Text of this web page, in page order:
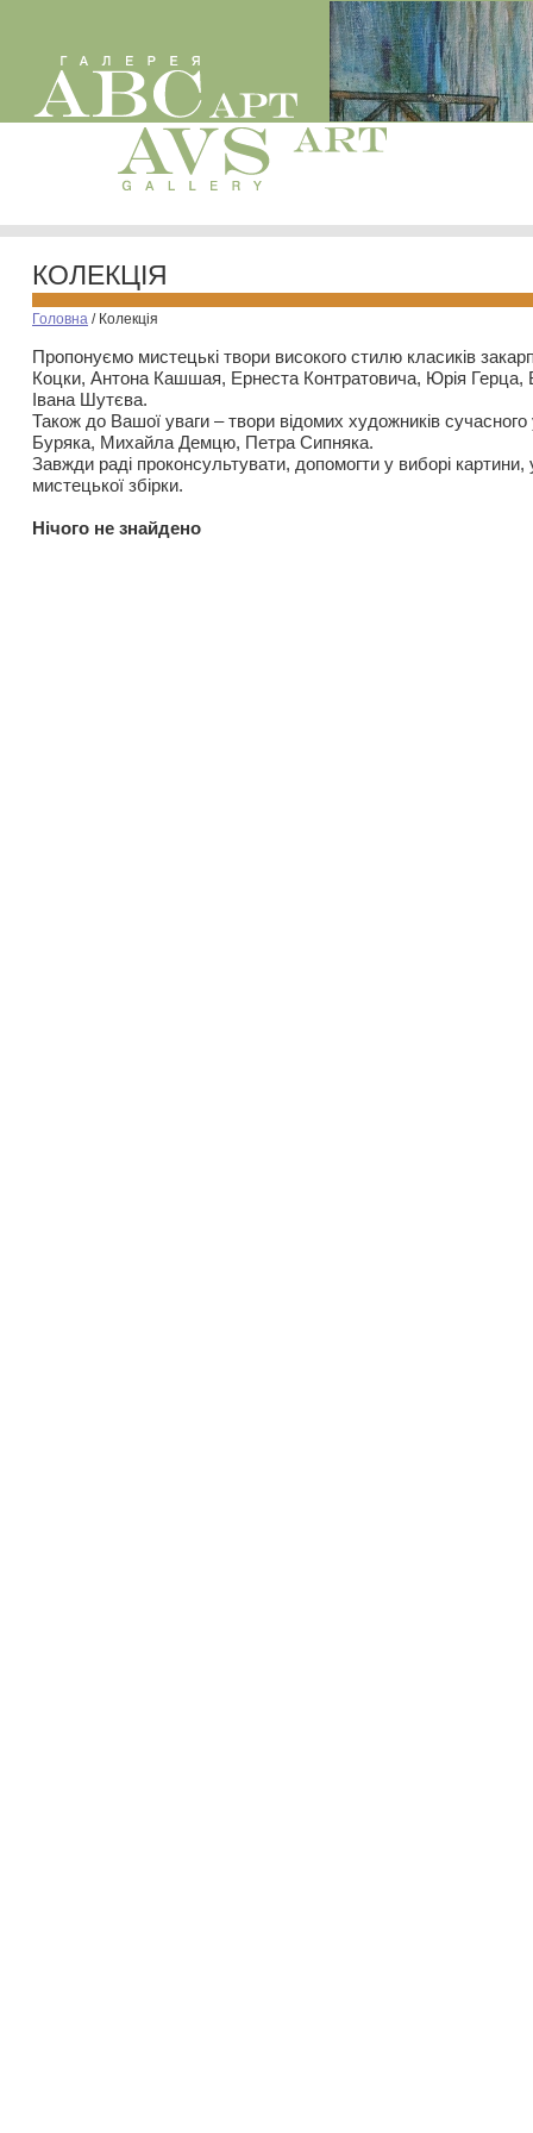
КОЛЕКЦІЯ
Головна / Колекція
Пропонуємо мистецькі твори високого стилю класиків
Коцки, Антона Кашшая, Ернеста Контратовича, Юрія
Івана Шутєва.
Також до Вашої уваги – твори відомих художників
Буряка, Михайла Демцю, Петра Сипняка.
Завжди раді проконсультувати, допомогти у виборі картини,
мистецької збірки.
Нiчого не знайдено